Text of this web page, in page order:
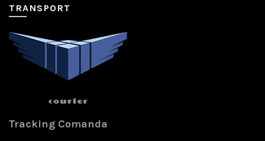
TRANSPORT
Tracking Comanda